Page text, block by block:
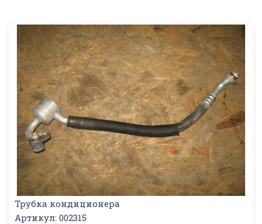
Трубка кондиционера
Артикул: 002315